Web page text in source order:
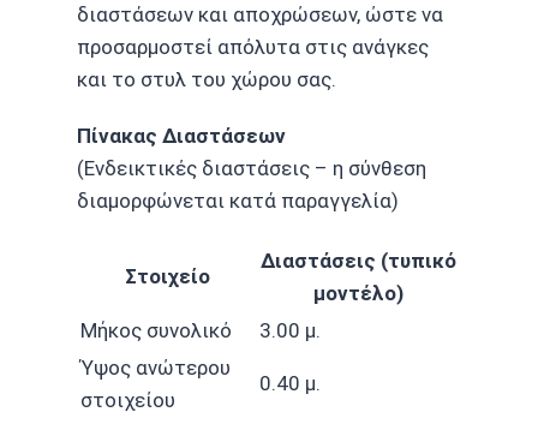
διαστάσεων και αποχρώσεων, ώστε να
προσαρμοστεί απόλυτα στις ανάγκες
και το στυλ του χώρου σας.
Πίνακας Διαστάσεων
(Ενδεικτικές διαστάσεις – η σύνθεση
διαμορφώνεται κατά παραγγελία)
Στοιχείο
Διαστάσεις (τυπικό
μοντέλο)
Μήκος συνολικό
3.00 μ.
Ύψος ανώτερου
στοιχείου
0.40 μ.